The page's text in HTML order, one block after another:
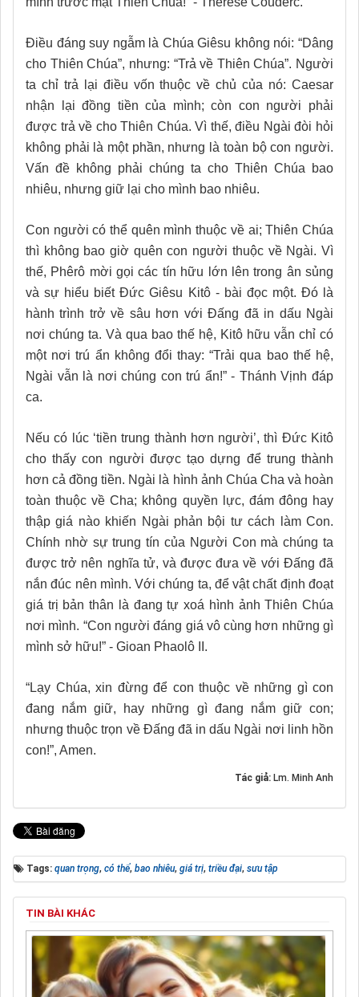
Điều đáng suy ngẫm là Chúa Giêsu không nói: “Dâng
cho Thiên Chúa”, nhưng: “Trả về Thiên Chúa”. Người
ta chỉ trả lại điều vốn thuộc về chủ của nó: Caesar
nhận lại đồng tiền của mình; còn con người phải
được trả về cho Thiên Chúa. Vì thế, điều Ngài đòi hỏi
không phải là một phần, nhưng là toàn bộ con người.
Vấn đề không phải chúng ta cho Thiên Chúa bao
nhiêu, nhưng giữ lại cho mình bao nhiêu.
Con người có thể quên mình thuộc về ai; Thiên Chúa
thì không bao giờ quên con người thuộc về Ngài. Vì
thế, Phêrô mời gọi các tín hữu lớn lên trong ân sủng
và sự hiểu biết Đức Giêsu Kitô - bài đọc một. Đó là
hành trình trở về sâu hơn với Đấng đã in dấu Ngài
nơi chúng ta. Và qua bao thế hệ, Kitô hữu vẫn chỉ có
một nơi trú ẩn không đổi thay: “Trải qua bao thế hệ,
Ngài vẫn là nơi chúng con trú ẩn!” - Thánh Vịnh đáp
ca.
Nếu có lúc ‘tiền trung thành hơn người’, thì Đức Kitô
cho thấy con người được tạo dựng để trung thành
hơn cả đồng tiền. Ngài là hình ảnh Chúa Cha và hoàn
toàn thuộc về Cha; không quyền lực, đám đông hay
thập giá nào khiến Ngài phản bội tư cách làm Con.
Chính nhờ sự trung tín của Người Con mà chúng ta
được trở nên nghĩa tử, và được đưa về với Đấng đã
nắn đúc nên mình. Với chúng ta, để vật chất định đoạt
giá trị bản thân là đang tự xoá hình ảnh Thiên Chúa
nơi mình. “Con người đáng giá vô cùng hơn những gì
mình sở hữu!” - Gioan Phaolô II.
“Lạy Chúa, xin đừng để con thuộc về những gì con
đang nắm giữ, hay những gì đang nắm giữ con;
nhưng thuộc trọn về Đấng đã in dấu Ngài nơi linh hồn
con!”, Amen.
Tác giả: Lm. Minh Anh
Tags: quan trọng, có thể, bao nhiêu, giá trị, triều đại, sưu tập
TIN BÀI KHÁC